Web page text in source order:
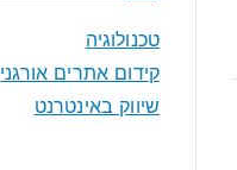
טכנולוגיה
קידום אתרים אורגני
שיווק באינטרנט